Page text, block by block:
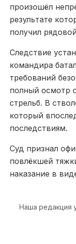
произошёл
результате
получил
Следствие
командира
требований
полный осмотр
стрельб. В
который
последствиям.
Суд признал
повлёкшей
наказание в
Наша редакция